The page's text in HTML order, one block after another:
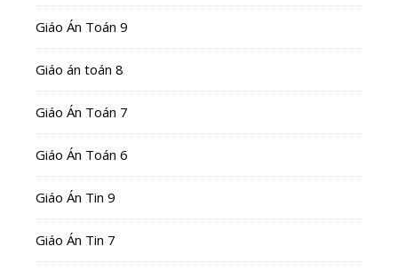
Giáo Án Toán 9
Giáo án toán 8
Giáo Án Toán 7
Giáo Án Toán 6
Giáo Án Tin 9
Giáo Án Tin 7